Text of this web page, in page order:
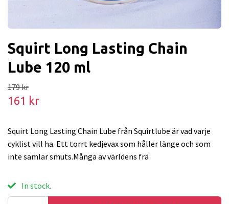
Squirt Long Lasting Chain
Lube 120 ml
179 kr
161 kr
Squirt Long Lasting Chain Lube från Squirtlube är vad varje
cyklist vill ha. Ett torrt kedjevax som håller länge och som
inte samlar smuts.Många av världens frä
In stock.